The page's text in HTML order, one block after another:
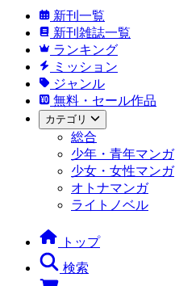
新刊一覧
新刊雑誌一覧
ランキング
ミッション
ジャンル
無料・セール作品
カテゴリ
総合
少年・青年マンガ
少女・女性マンガ
オトナマンガ
ライトノベル
トップ
検索